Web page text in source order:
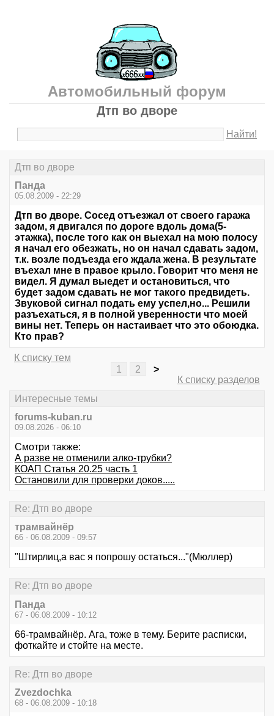
Автомобильный форум
Дтп во дворе
Найти!
Дтп во дворе
Панда
05.08.2009 - 22:29
Дтп во дворе. Сосед отъезжал от своего гаража
задом, я двигался по дороге вдоль дома(5-
этажка), после того как он выехал на мою полосу
я начал его обезжать, но он начал сдавать задом,
т.к. возле подъезда его ждала жена. В результате
въехал мне в правое крыло. Говорит что меня не
видел. Я думал выедет и остановиться, что
будет задом сдавать не мог такого предвидеть.
Звуковой сигнал подать ему успел,но... Решили
разъехаться, я в полной уверенности что моей
вины нет. Теперь он настаивает что это обоюдка.
Кто прав?
К списку тем
1
2
>
К списку разделов
Интересные темы
forums-kuban.ru
09.08.2026 - 06:10
Смотри также:
А разве не отменили алко-трубки?
КОАП Статья 20.25 часть 1
Остановили для проверки доков.....
Re: Дтп во дворе
трамвайнёр
66 - 06.08.2009 - 09:57
"Штирлиц,а вас я попрошу остаться..."(Мюллер)
Re: Дтп во дворе
Панда
67 - 06.08.2009 - 10:12
66-трамвайнёр. Ага, тоже в тему. Берите расписки,
фоткайте и стойте на месте.
Re: Дтп во дворе
Zvezdochka
68 - 06.08.2009 - 10:18